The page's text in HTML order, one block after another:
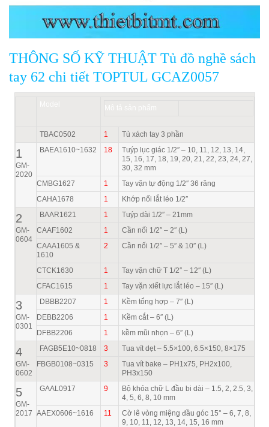
THÔNG SỐ KỸ THUẬT Tủ đồ nghề sách
tay 62 chi tiết TOPTUL GCAZ0057
TBAC0502 1 Tủ xách tay 3 phần
1
GM-
2020
BAEA1610~1632 18
Tuýp lục giác 1/2″ – 10, 11, 12, 13, 14,
15, 16, 17, 18, 19, 20, 21, 22, 23, 24, 27,
30, 32 mm
CMBG1627
1
Tay vặn tự động 1/2″ 36 răng
CAHA1678
1 Khớp nối lắt léo 1/2″
2
GM-
0604
BAAR1621 1
Tuýp dài 1/2″ – 21mm
CAAF1602
1
Cần nối 1/2″ – 2″ (L)
CAAA1605 &
1610
2 Cần nối 1/2″ – 5″ & 10″ (L)
CTCK1630 1
Tay vặn chữ T 1/2″ – 12″ (L)
CFAC1615
1 Tay vặn xiết lực lắt léo – 15″ (L)
3
GM-
0301
DBBB2207 1
Kềm tổng hợp – 7″ (L)
DEBB2206
1
Kềm cắt – 6″ (L)
DFBB2206
1 kềm mũi nhọn – 6″ (L)
4
GM-
0602
FAGB5E10~0818 3
Tua vít dẹt – 5.5×100, 6.5×150, 8×175
FBGB0108~0315
3
Tua vít bake – PH1x75, PH2x100,
PH3x150
5
GM-
2017
GAAL0917 9
Bộ khóa chữ L đầu bi dài – 1.5, 2, 2.5, 3,
4, 5, 6, 8, 10 mm
AAEX0606~1616
11
Cờ lê vòng miệng đầu góc 15° – 6, 7, 8,
9, 10, 11, 12, 13, 14, 15, 16 mm